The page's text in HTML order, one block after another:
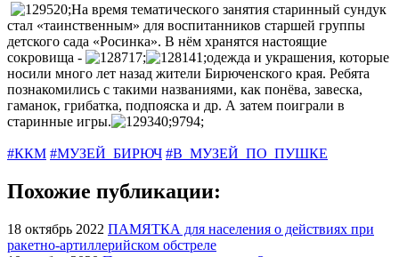
На время тематического занятия старинный сундук
стал «таинственным» для воспитанников старшей группы
детского сада «Росинка». В нём хранятся настоящие
сокровища -
одежда и украшения, которые
носили много лет назад жители Бирюченского края. Ребята
познакомились с такими названиями, как понёва, завеска,
гаманок, грибатка, подпояска и др. А затем поиграли в
старинные игры.
#ККМ #МУЗЕЙ_БИРЮЧ #В_МУЗЕЙ_ПО_ПУШКЕ
Похожие публикации:
18 октябрь 2022 ПАМЯТКА для населения о действиях при
ракетно-артиллерийском обстреле